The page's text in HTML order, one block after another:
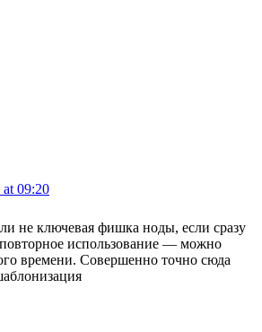
09:20
не ключевая фишка ноды, если сразу
повторное использование — можно
времени. Совершенно точно сюда